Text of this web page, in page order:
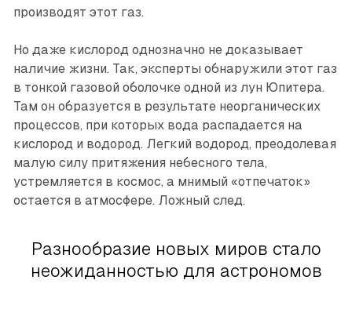
производят этот газ.
Но даже кислород однозначно не доказывает
наличие жизни. Так, эксперты обнаружили этот газ
в тонкой газовой оболочке одной из лун Юпитера.
Там он образуется в результате неорганических
процессов, при которых вода распадается на
кислород и водород. Легкий водород, преодолевая
малую силу притяжения небесного тела,
устремляется в космос, а мнимый «отпечаток»
остается в атмосфере. Ложный след.
Разнообразие новых миров стало
неожиданностью для астрономов